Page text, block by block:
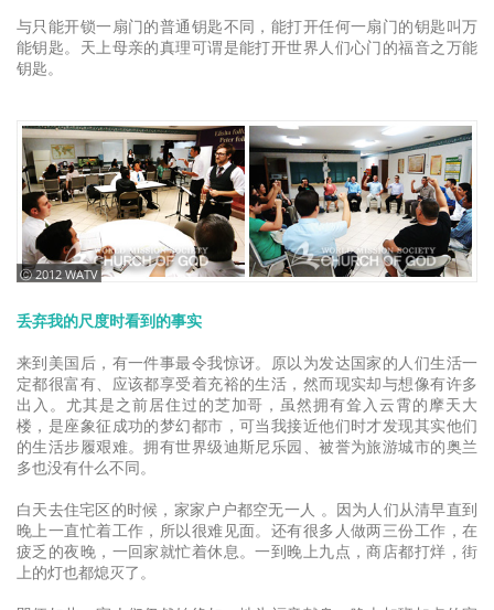
与只能开锁一扇门的普通钥匙不同，能打开任何一扇门的钥匙叫万
能钥匙。天上母亲的真理可谓是能打开世界人们心门的福音之万能
钥匙。
ⓒ 2012 WATV
丢弃我的尺度时看到的事实
来到美国后，有一件事最令我惊讶。原以为发达国家的人们生活一
定都很富有、应该都享受着充裕的生活，然而现实却与想像有许多
出入。尤其是之前居住过的芝加哥，虽然拥有耸入云霄的摩天大
楼，是座象征成功的梦幻都市，可当我接近他们时才发现其实他们
的生活步履艰难。拥有世界级迪斯尼乐园、被誉为旅游城市的奥兰
多也没有什么不同。
白天去住宅区的时候，家家户户都空无一人 。因为人们从清早直到
晚上一直忙着工作，所以很难见面。还有很多人做两三份工作，在
疲乏的夜晚，一回家就忙着休息。一到晚上九点，商店都打烊，街
上的灯也都熄灭了。